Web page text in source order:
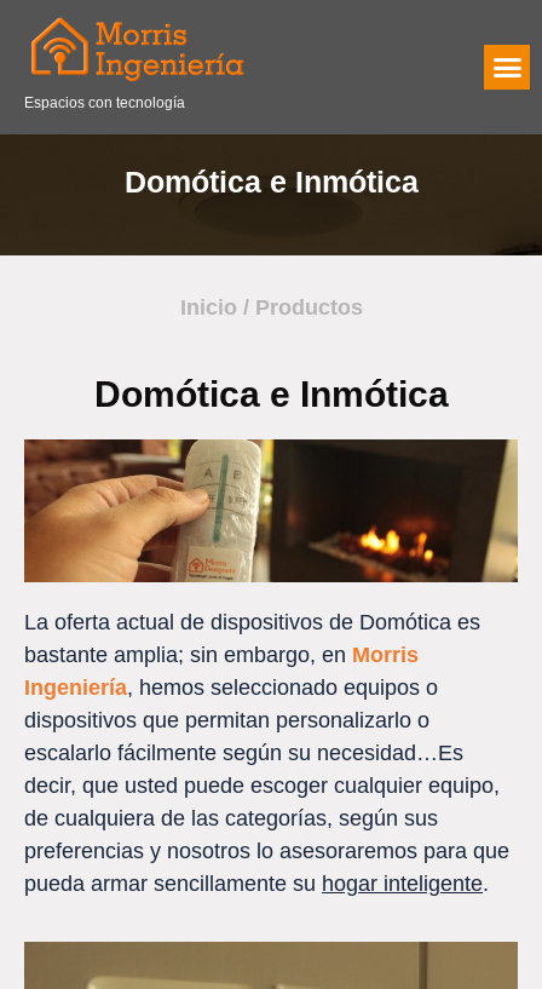
Espacios con tecnología
Domótica e Inmótica
Inicio / Productos
Domótica e Inmótica
La oferta actual de dispositivos de Domótica es
bastante amplia; sin embargo, en Morris
Ingeniería, hemos seleccionado equipos o
dispositivos que permitan personalizarlo o
escalarlo fácilmente según su necesidad…Es
decir, que usted puede escoger cualquier equipo,
de cualquiera de las categorías, según sus
preferencias y nosotros lo asesoraremos para que
pueda armar sencillamente su hogar inteligente.